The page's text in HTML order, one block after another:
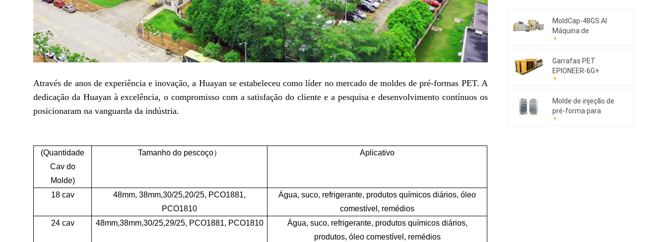
Através de anos de experiência e inovação, a Huayan se estabeleceu como líder no mercado de moldes de pré-formas PET. A
dedicação da Huayan à excelência, o compromisso com a satisfação do cliente e a pesquisa e desenvolvimento contínuos os
posicionaram na vanguarda da indústria.
(Quantidade
Cav do
Molde)
Tamanho do pescoço） Aplicativo
18 cav
48mm, 38mm,30/25,20/25, PCO1881,
PCO1810
Água, suco, refrigerante, produtos químicos diários, óleo
comestível, remédios
24 cav
48mm,38mm,30/25,29/25, PCO1881, PCO1810
Água, suco, refrigerante, produtos químicos diários,
produtos, óleo comestível, remédios
MoldCap-48GS.AI
Máquina de
moldagem por
tampas de alta
velocidade
Garrafas PET
EPIONEER-6G+
Molde de injeção de
pré-forma para
animais de estimação